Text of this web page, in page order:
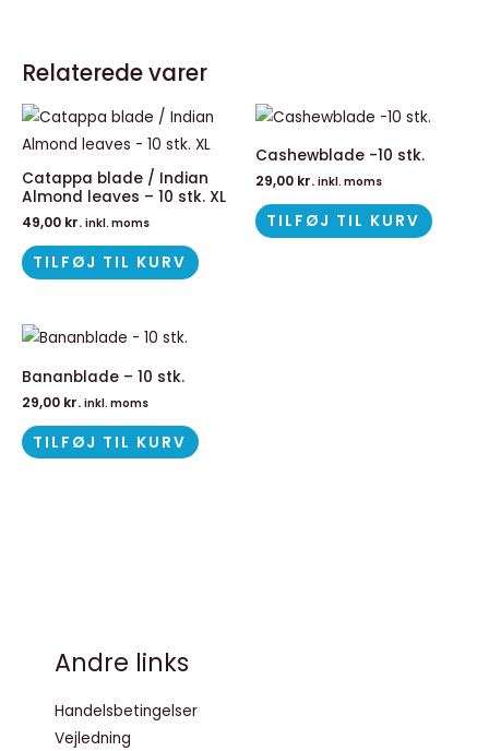
Relaterede varer
Catappa blade / Indian
Almond leaves – 10 stk. XL
49,00 kr. inkl. moms
TILFØJ TIL KURV
Cashewblade -10 stk.
29,00 kr. inkl. moms
TILFØJ TIL KURV
Bananblade – 10 stk.
29,00 kr. inkl. moms
TILFØJ TIL KURV
Andre links
Handelsbetingelser
Vejledning